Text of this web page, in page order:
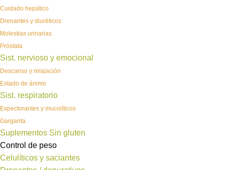
Cuidado hepático
Drenantes y diuréticos
Molestias urinarias
Próstata
Sist. nervioso y emocional
Descanso y relajación
Estado de ánimo
Sist. respiratorio
Expectorantes y mucolíticos
Garganta
Suplementos Sin gluten
Control de peso
Celulíticos y saciantes